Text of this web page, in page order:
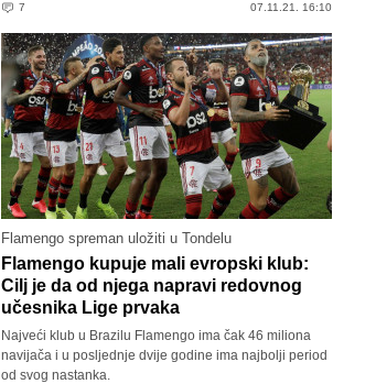
7 07.11.21. 16:10
Flamengo spreman uložiti u Tondelu
Flamengo kupuje mali evropski klub:
Cilj je da od njega napravi redovnog
učesnika Lige prvaka
Najveći klub u Brazilu Flamengo ima čak 46 miliona
navijača i u posljednje dvije godine ima najbolji period
od svog nastanka.